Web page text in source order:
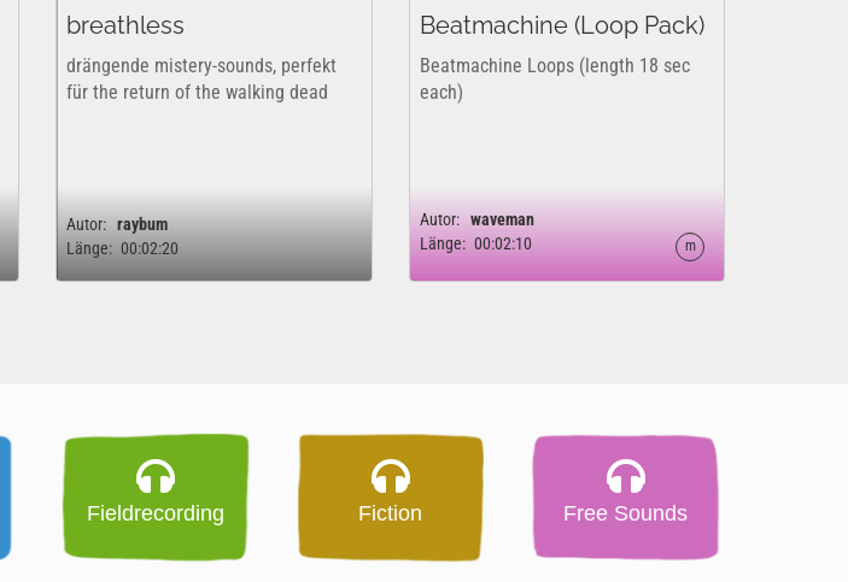
breathless
drängende mistery-sounds, perfekt
für the return of the walking dead
Autor: raybum
Länge: 00:02:20
Beatmachine (Loop Pack)
Beatmachine Loops (length 18 sec
each)
Autor: waveman
Länge: 00:02:10 m
Fieldrecording Fiction Free Sounds